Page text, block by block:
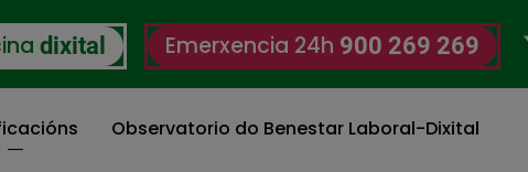
dixital Emerxencia 24h 900 269 269
Observatorio do Benestar Laboral-Dixital